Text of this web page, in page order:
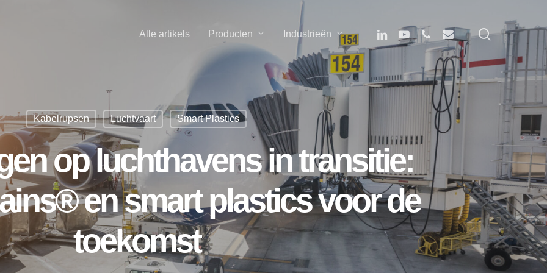
Alle artikels Producten Industrieën linkedinyoutubephone email search
Kabelrupsen Luchtvaart Smart Plastics
op luchthavens in transitie:
en smart plastics voor de
toekomst